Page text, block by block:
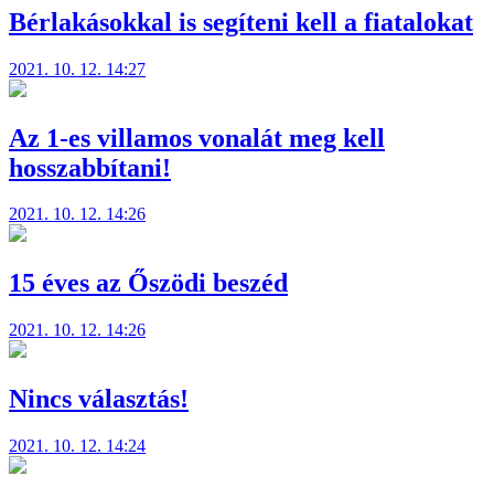
Bérlakásokkal is segíteni kell a fiatalokat
2021. 10. 12. 14:27
Az 1-es villamos vonalát meg kell
hosszabbítani!
2021. 10. 12. 14:26
15 éves az Őszödi beszéd
2021. 10. 12. 14:26
Nincs választás!
2021. 10. 12. 14:24